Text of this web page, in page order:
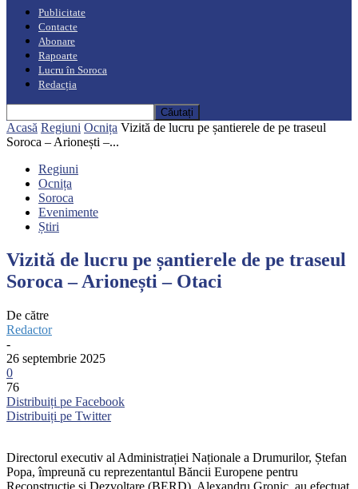
Publicitate
Contacte
Abonare
Rapoarte
Lucru în Soroca
Redacția
Acasă Regiuni Ocnița Vizită de lucru pe șantierele de pe traseul
Soroca – Arionești –...
Regiuni
Ocnița
Soroca
Evenimente
Știri
Vizită de lucru pe șantierele de pe traseul
Soroca – Arionești – Otaci
De către
Redactor
-
26 septembrie 2025
0
76
Distribuiți pe Facebook
Distribuiți pe Twitter
Directorul executiv al Administrației Naționale a Drumurilor, Ștefan
Popa, împreună cu reprezentantul Băncii Europene pentru